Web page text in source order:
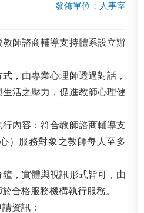
發佈單位：人事室
師諮商輔導支持體系設立辦
，由專業心理師透過對話，
活之壓力，促進教師心理健
內容：符合教師諮商輔導支
）服務對象之教師每人至多
，實體與視訊形式皆可，由
合格服務機構執行服務。
資訊：